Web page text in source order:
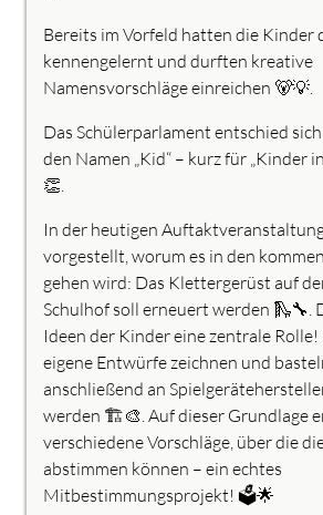
Bereits im Vorfeld hatten die Kinder
kennengelernt und durften kreative
Namensvorschläge einreichen 🐻💡.
Das Schülerparlament entschied
den Namen „Kid“ – kurz für „Kinder
👏.
In der heutigen
vorgestellt, worum es in den
gehen wird: Das Klettergerüst auf
Schulhof soll erneuert werden 🛝🔧.
Ideen der Kinder eine zentrale
eigene Entwürfe zeichnen und
anschließend an
werden 🏗️🎨. Auf dieser Grundlage
verschiedene Vorschläge, über die
abstimmen können – ein echtes
Mitbestimmungsprojekt! 🗳️🌟